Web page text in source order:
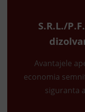
S.R.L./
Avantajele
economia
siguranta